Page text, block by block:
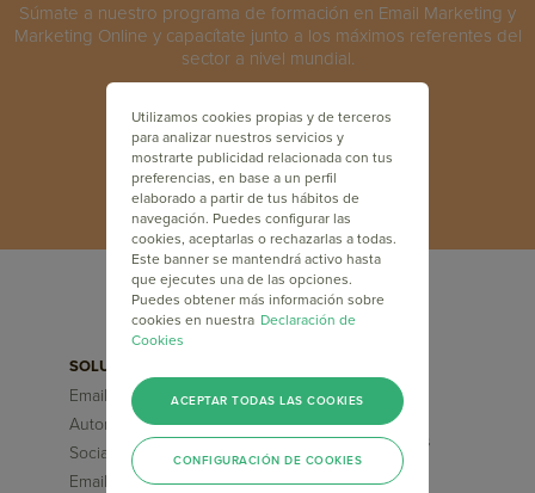
Súmate a nuestro programa de formación en Email Marketing y
Marketing Online y capacítate junto a los máximos referentes del
sector a nivel mundial.
INSCRÍBETE GRATIS
SOLUCIONES
Email Marketing
Automation Marketing
Social Media ChatBot
Email Transaccional
Segmentaciones
Flujos pre-diseñados
Inteligencia Artificial
Utilizamos cookies propias y de terceros
para analizar nuestros servicios y
mostrarte publicidad relacionada con tus
preferencias, en base a un perfil
elaborado a partir de tus hábitos de
navegación. Puedes configurar las
cookies, aceptarlas o rechazarlas a todas.
Este banner se mantendrá activo hasta
que ejecutes una de las opciones.
Puedes obtener más información sobre
cookies en nuestra Declaración de
Cookies
ACEPTAR TODAS LAS COOKIES
CONFIGURACIÓN DE COOKIES